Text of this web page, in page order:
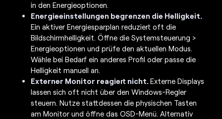
in den Energieoptionen.
Energieeinstellungen begrenzen die Helligkeit.
Ein aktiver Energiesparplan reduziert oft die
Bildschirmhelligkeit. Öffne die Systemsteuerung >
Energieoptionen und prüfe den aktuellen Modus.
Wähle bei Bedarf ein anderes Profil oder passe die
Helligkeit manuell an.
Externer Monitor reagiert nicht.Externe Displays
lassen sich oft nicht über den Windows-Regler
steuern. Nutze stattdessen die physischen Tasten
am Monitor und öffne das OSD-Menü. Alternativ